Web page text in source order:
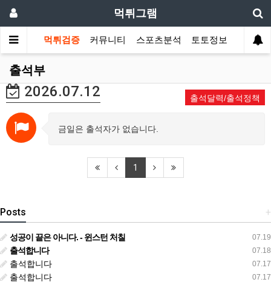
먹튀그램
먹튀검증 커뮤니티 스포츠분석 토토정보
출석부
2026.07.12 출석달력/출석정책
금일은 출석자가 없습니다.
1
+
Posts
07.19
성공이 끝은 아니다. - 윈스턴 처칠
07.18
출석합니다
07.17
출석합니다
07.17
출석합니다